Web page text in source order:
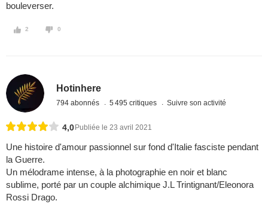
bouleverser.
2 0
Hotinhere
794 abonnés 5 495 critiques Suivre son activité
4,0 Publiée le 23 avril 2021
Une histoire d'amour passionnel sur fond d'Italie fasciste pendant
la Guerre.
Un mélodrame intense, à la photographie en noir et blanc
sublime, porté par un couple alchimique J.L Trintignant/Eleonora
Rossi Drago.